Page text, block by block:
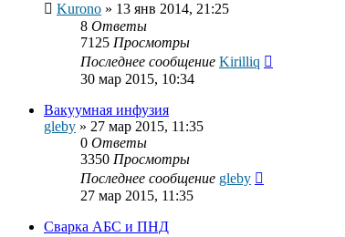
Kurono » 13 янв 2014, 21:25
8 Ответы
7125 Просмотры
Последнее сообщение Kirilliq
30 мар 2015, 10:34
Вакуумная инфузия
gleby » 27 мар 2015, 11:35
0 Ответы
3350 Просмотры
Последнее сообщение gleby
27 мар 2015, 11:35
Сварка АБС и ПНД